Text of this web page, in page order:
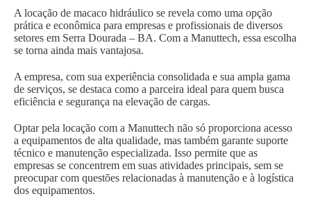
A locação de macaco hidráulico se revela como uma opção
prática e econômica para empresas e profissionais de diversos
setores em Serra Dourada – BA. Com a Manuttech, essa escolha
se torna ainda mais vantajosa.
A empresa, com sua experiência consolidada e sua ampla gama
de serviços, se destaca como a parceira ideal para quem busca
eficiência e segurança na elevação de cargas.
Optar pela locação com a Manuttech não só proporciona acesso
a equipamentos de alta qualidade, mas também garante suporte
técnico e manutenção especializada. Isso permite que as
empresas se concentrem em suas atividades principais, sem se
preocupar com questões relacionadas à manutenção e à logística
dos equipamentos.